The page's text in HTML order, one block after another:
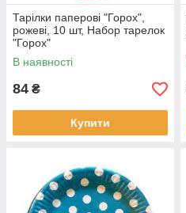
Тарілки паперові "Горох",
рожеві, 10 шт, Набор тарелок
"Горох"
В наявності
84 ₴
Купити